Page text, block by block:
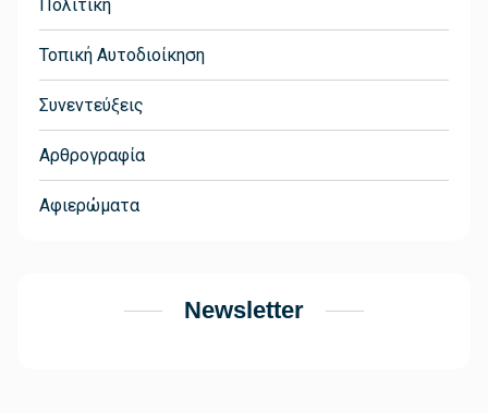
Πολιτική
Τοπική Αυτοδιοίκηση
Συνεντεύξεις
Αρθρογραφία
Αφιερώματα
Newsletter